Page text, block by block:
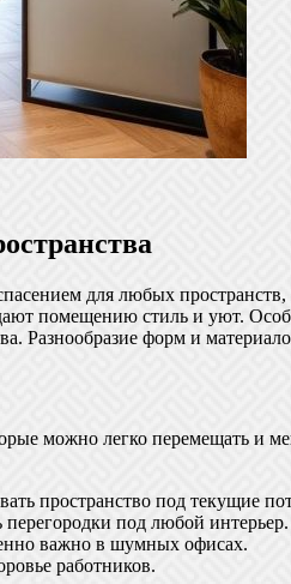
для любых
помещению стиль и уют.
Разнообразие форм и
можно легко перемещать и
пространство под текущие
перегородки под любой интерьер.
важно в шумных офисах.
работников.